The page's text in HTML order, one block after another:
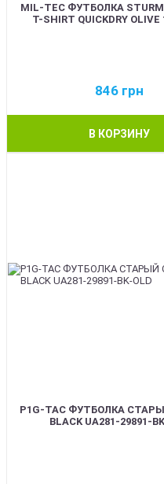
MIL-TEC ФУТБОЛКА
T-SHIRT QUICKDRY OLIVE
846 грн
В КОРЗИНУ
P1G-TAC ФУТБОЛКА
BLACK UA281-29891-